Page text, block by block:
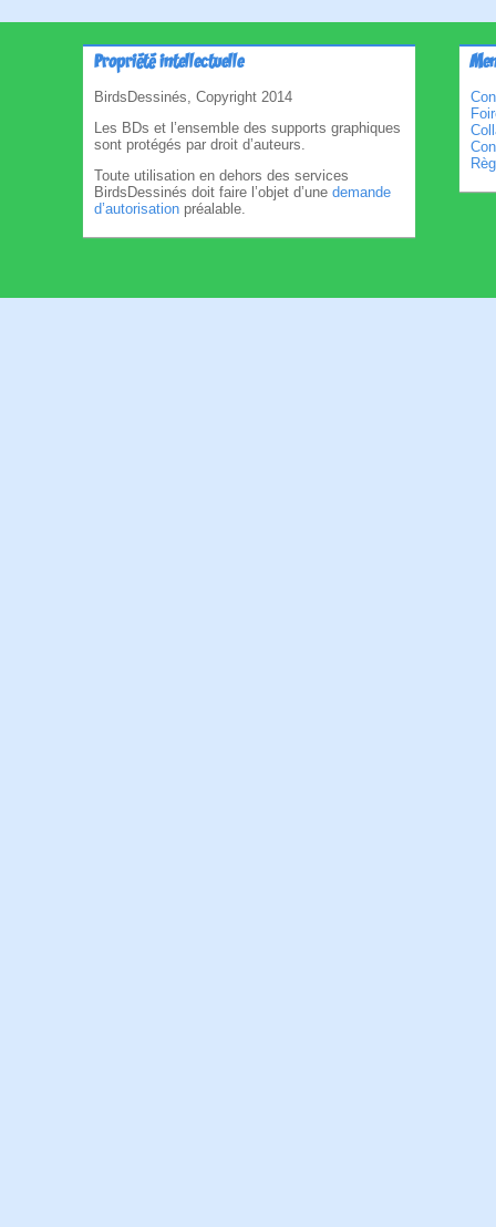
Propriété intellectuelle
BirdsDessinés, Copyright 2014
Les BDs et l’ensemble des supports graphiques
sont protégés par droit d’auteurs.
Toute utilisation en dehors des services
BirdsDessinés doit faire l’objet d’une demande
d’autorisation préalable.